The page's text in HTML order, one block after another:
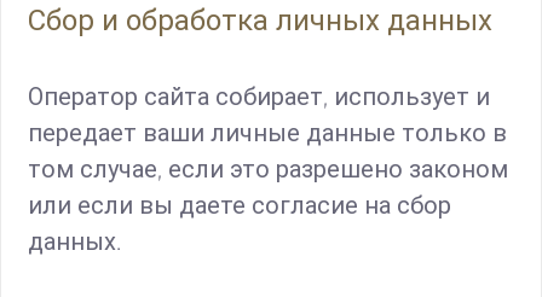
Сбор и обработка личных данных
Оператор сайта собирает, использует и
передает ваши личные данные только в
том случае, если это разрешено законом
или если вы даете согласие на сбор
данных.